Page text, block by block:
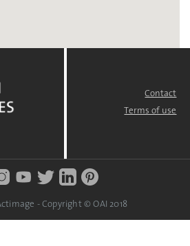
Contact
Terms of use
- Copyright © OAI 2018